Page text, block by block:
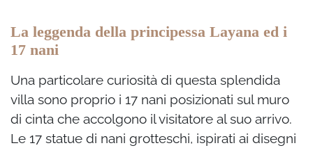
La leggenda della principessa Layana ed i
17 nani
Una particolare curiosità di questa splendida
villa sono proprio i 17 nani posizionati sul muro
di cinta che accolgono il visitatore al suo arrivo.
Le 17 statue di nani grotteschi, ispirati ai disegni